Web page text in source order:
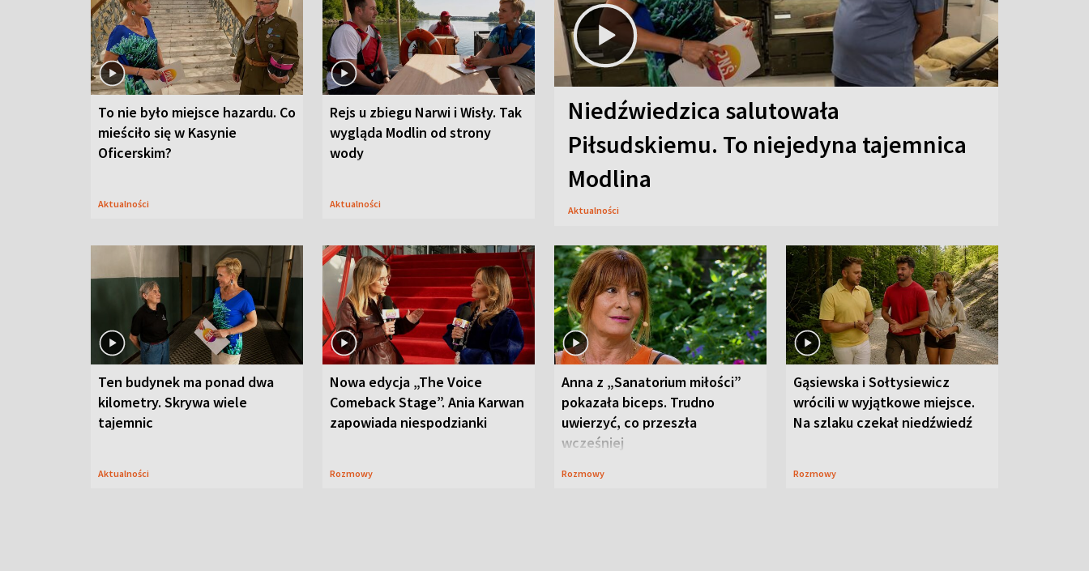
To nie było miejsce hazardu. Co
mieściło się w Kasynie
Oficerskim?
Aktualności
Rejs u zbiegu Narwi i Wisły. Tak
wygląda Modlin od strony
wody
Aktualności
Niedźwiedzica salutowała
Piłsudskiemu. To niejedyna tajemnica
Modlina
Aktualności
Ten budynek ma ponad dwa
kilometry. Skrywa wiele
tajemnic
Aktualności
Nowa edycja „The Voice
Comeback Stage”. Ania Karwan
zapowiada niespodzianki
Rozmowy
Anna z „Sanatorium miłości”
pokazała biceps. Trudno
uwierzyć, co przeszła
wcześniej
Rozmowy
Gąsiewska i Sołtysiewicz
wrócili w wyjątkowe miejsce.
Na szlaku czekał niedźwiedź
Rozmowy